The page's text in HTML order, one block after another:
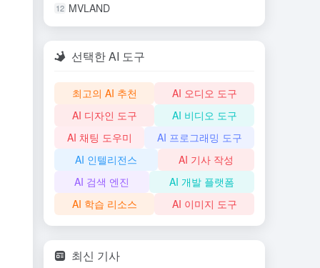
12 MVLAND
선택한 AI 도구
최고의 AI 추천
AI 오디오 도구
AI 디자인 도구
AI 비디오 도구
AI 채팅 도우미
AI 프로그래밍 도구
AI 인텔리전스
AI 기사 작성
AI 검색 엔진
AI 개발 플랫폼
AI 학습 리소스
AI 이미지 도구
최신 기사